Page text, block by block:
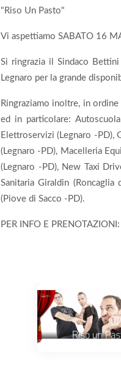
"Riso Un Pasto"
Vi aspettiamo SABATO 16
Si ringrazia il Sindaco
Legnaro per la grande
Ringraziamo inoltre, in
ed in particolare:
Elettroservizi (Legnaro -PD),
(Legnaro -PD), Macelleria
(Legnaro -PD), New Taxi
Sanitaria Giraldin (Roncaglia
(Piove di Sacco -PD).
PER INFO E PRENOTAZIONI: